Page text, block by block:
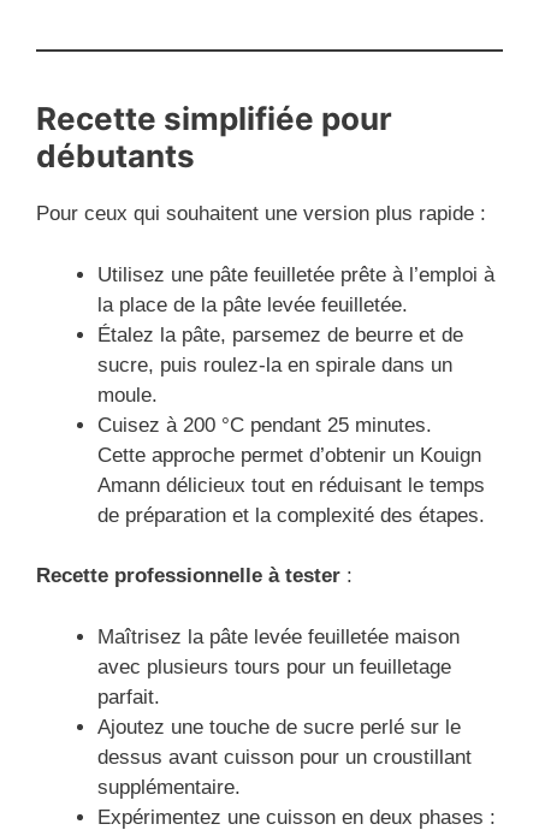
Recette simplifiée pour
débutants
Pour ceux qui souhaitent une version plus rapide :
Utilisez une pâte feuilletée prête à l’emploi à
la place de la pâte levée feuilletée.
Étalez la pâte, parsemez de beurre et de
sucre, puis roulez-la en spirale dans un
moule.
Cuisez à 200 °C pendant 25 minutes.
Cette approche permet d’obtenir un Kouign
Amann délicieux tout en réduisant le temps
de préparation et la complexité des étapes.
Recette professionnelle à tester :
Maîtrisez la pâte levée feuilletée maison
avec plusieurs tours pour un feuilletage
parfait.
Ajoutez une touche de sucre perlé sur le
dessus avant cuisson pour un croustillant
supplémentaire.
Expérimentez une cuisson en deux phases :